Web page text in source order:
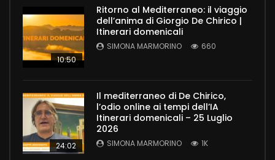
10:50
Ritorno al Mediterraneo: il viaggio
dell’anima di Giorgio De Chirico |
Itinerari domenicali
SIMONA MARMORINO 660
24:02
Il mediterraneo di De Chirico,
l’odio online ai tempi dell’IA
Itinerari domenicali – 25 Luglio
2026
SIMONA MARMORINO 1K